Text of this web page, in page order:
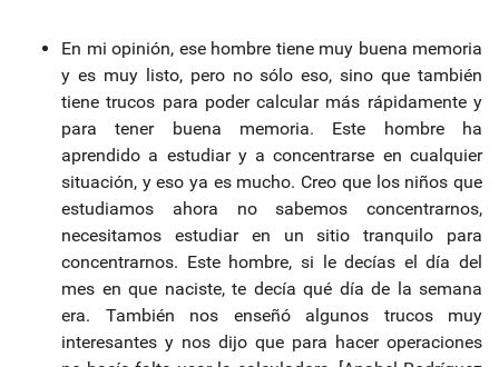
En mi opinión, ese hombre tiene muy buena memoria
y es muy listo, pero no sólo eso, sino que también
tiene trucos para poder calcular más rápidamente y
para tener buena memoria. Este hombre ha
aprendido a estudiar y a concentrarse en cualquier
situación, y eso ya es mucho. Creo que los niños que
estudiamos ahora no sabemos concentrarnos,
necesitamos estudiar en un sitio tranquilo para
concentrarnos. Este hombre, si le decías el día del
mes en que naciste, te decía qué día de la semana
era. También nos enseñó algunos trucos muy
interesantes y nos dijo que para hacer operaciones